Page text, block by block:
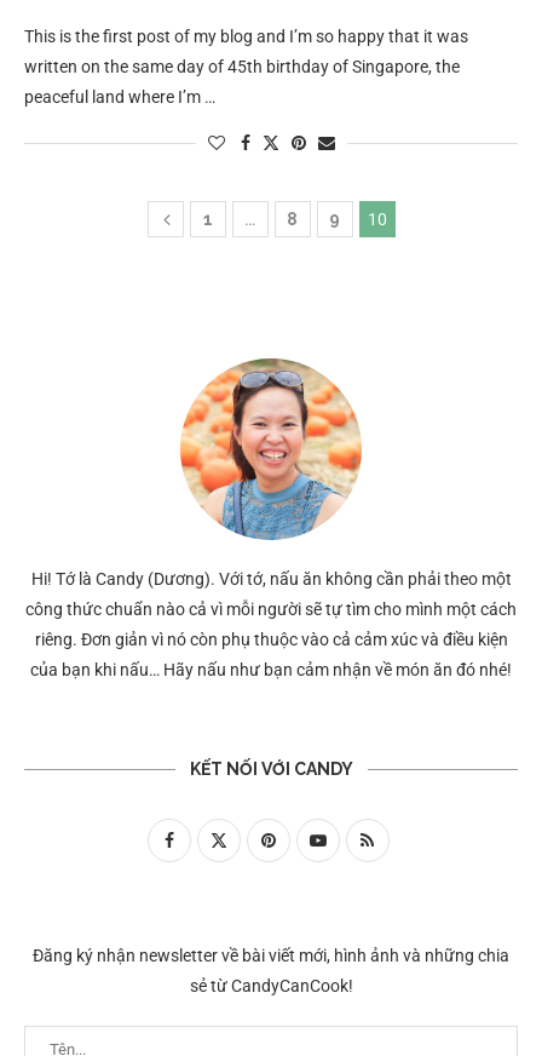
This is the first post of my blog and I’m so happy that it was
written on the same day of 45th birthday of Singapore, the
peaceful land where I’m …
1 … 8 9 10
Hi! Tớ là Candy (Dương). Với tớ, nấu ăn không cần phải theo một
công thức chuẩn nào cả vì mỗi người sẽ tự tìm cho mình một cách
riêng. Đơn giản vì nó còn phụ thuộc vào cả cảm xúc và điều kiện
của bạn khi nấu… Hãy nấu như bạn cảm nhận về món ăn đó nhé!
KẾT NỐI VỚI CANDY
Đăng ký nhận newsletter về bài viết mới, hình ảnh và những chia
sẻ từ CandyCanCook!